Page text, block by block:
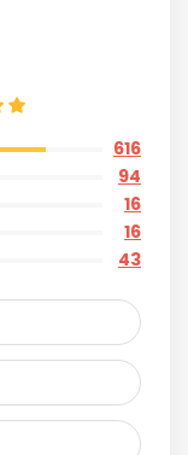
616
94
16
16
43